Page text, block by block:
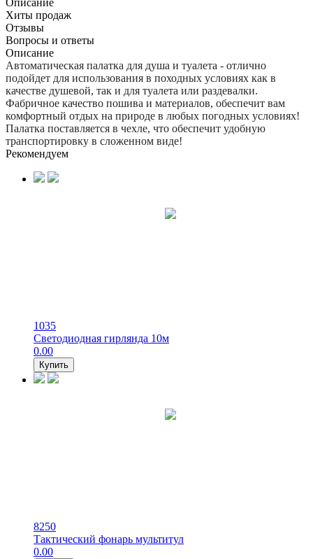
Описание
Хиты продаж
Отзывы
Вопросы и ответы
Описание
Автоматическая палатка для душа и туалета - отлично
подойдет для использования в походных условиях как в
качестве душевой, так и для туалета или раздевалки.
Фабричное качество пошива и материалов, обеспечит вам
комфортный отдых на природе в любых погодных условиях!
Палатка поставляется в чехле, что обеспечит удобную
транспортировку в сложенном виде!
Рекомендуем
1035
Светодиодная гирлянда 10м
0.00
Купить
8250
Тактический фонарь мультитул
0.00